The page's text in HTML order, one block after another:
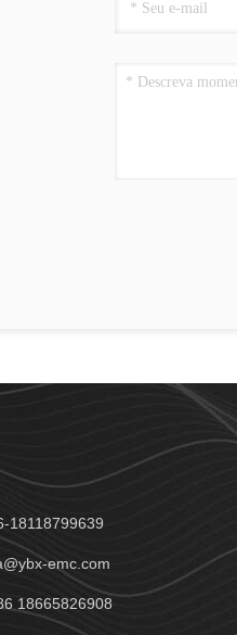
18118799639
emc.com
18665826908